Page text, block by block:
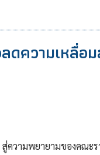
ดความเหลื่อ
สู่ความพยายามของคณ